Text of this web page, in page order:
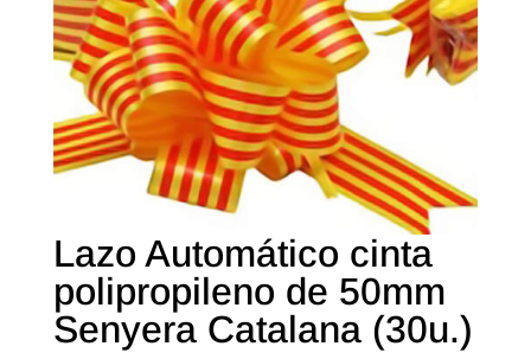
Lazo Automático cinta
polipropileno de 50mm
Senyera Catalana (30u.)